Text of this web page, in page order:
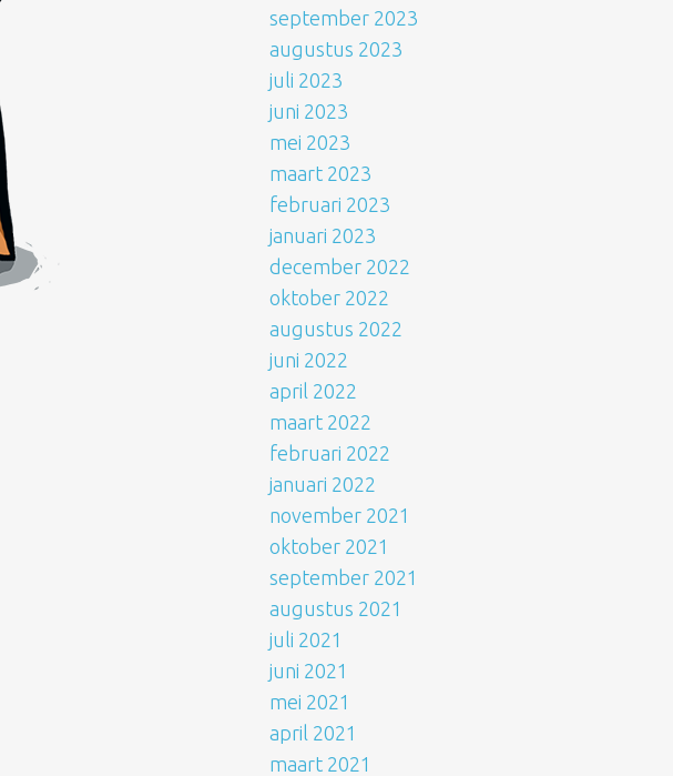
september 2023
augustus 2023
juli 2023
juni 2023
mei 2023
maart 2023
februari 2023
januari 2023
december 2022
oktober 2022
augustus 2022
juni 2022
april 2022
maart 2022
februari 2022
januari 2022
november 2021
oktober 2021
september 2021
augustus 2021
juli 2021
juni 2021
mei 2021
april 2021
maart 2021